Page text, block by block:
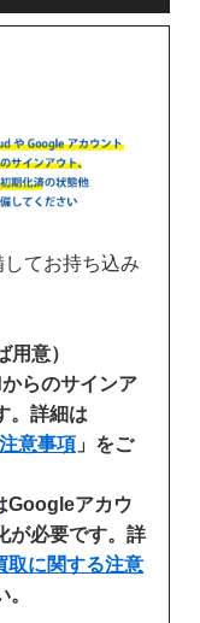
てお持ち込み
意）
らのサインア
。詳細は
意事項 」をご
Googleアカウ
が必要です。詳
に関する注意